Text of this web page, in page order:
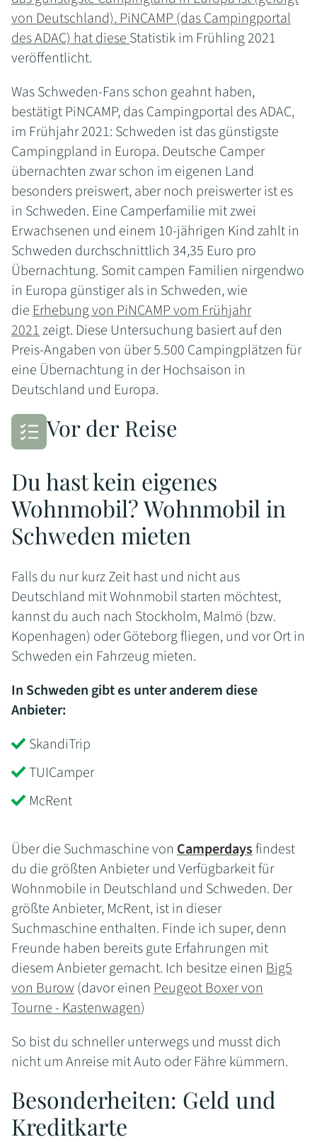
von Deutschland). PiNCAMP (das Campingportal
des ADAC) hat dieseStatistik im Frühling 2021
veröffentlicht.
Was Schweden-Fans schon geahnt haben,
bestätigt PiNCAMP, das Campingportal des ADAC,
im Frühjahr 2021: Schweden ist das günstigste
Campingpland in Europa. Deutsche Camper
übernachten zwar schon im eigenen Land
besonders preiswert, aber noch preiswerter ist es
in Schweden. Eine Camperfamilie mit zwei
Erwachsenen und einem 10-jährigen Kind zahlt in
Schweden durchschnittlich 34,35 Euro pro
Übernachtung. Somit campen Familien nirgendwo
in Europa günstiger als in Schweden, wie
dieErhebung von PiNCAMP vom Frühjahr
2021zeigt. Diese Untersuchung basiert auf den
Preis-Angaben von über 5.500 Campingplätzen für
eine Übernachtung in der Hochsaison in
Deutschland und Europa.
Vor der Reise
Du hast kein eigenes
Wohnmobil? Wohnmobil in
Schweden mieten
Falls du nur kurz Zeit hast und nicht aus
Deutschland mit Wohnmobil starten möchtest,
kannst du auch nach Stockholm, Malmö (bzw.
Kopenhagen) oder Göteborg fliegen, und vor Ort in
Schweden ein Fahrzeug mieten.
In Schweden gibt es unter anderem diese
Anbieter:
SkandiTrip
TUICamper
McRent
Über die Suchmaschine von Camperdaysfindest
du die größten Anbieter und Verfügbarkeit für
Wohnmobile in Deutschland und Schweden. Der
größte Anbieter, McRent, ist in dieser
Suchmaschine enthalten. Finde ich super, denn
Freunde haben bereits gute Erfahrungen mit
diesem Anbieter gemacht. Ich besitze einen Big5
von Burow(davor einen Peugeot Boxer von
Tourne - Kastenwagen)
So bist du schneller unterwegs und musst dich
nicht um Anreise mit Auto oder Fähre kümmern.
Besonderheiten: Geld und
Kreditkarte